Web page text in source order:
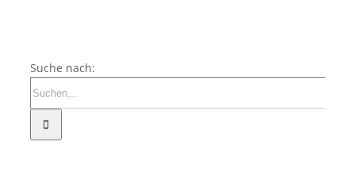
Suche nach: